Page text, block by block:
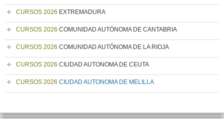
CURSOS 2026 EXTREMADURA
CURSOS 2026 COMUNIDAD AUTÓNOMA DE CANTABRIA
CURSOS 2026 COMUNIDAD AUTÓNOMA DE LA RIOJA
CURSOS 2026 CIUDAD AUTONOMA DE CEUTA
CURSOS 2026 CIUDAD AUTONOMA DE MELILLA